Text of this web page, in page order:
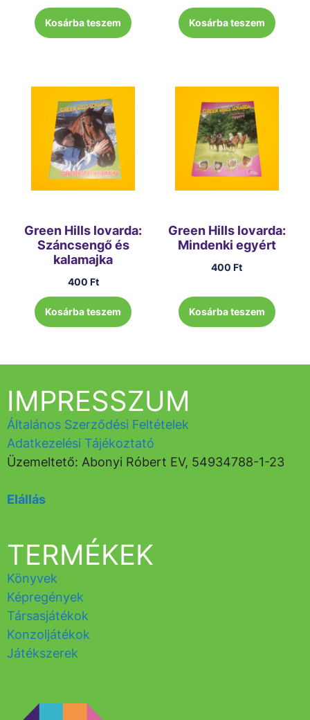
Kosárba teszem Kosárba teszem
Green Hills lovarda:
Száncsengő és
kalamajka
400 Ft
Kosárba teszem
Green Hills lovarda:
Mindenki egyért
400Ft
Kosárba teszem
TERMÉKEK
Könyvek
Képregények
Társasjátékok
Konzoljátékok
Játékszerek
IMPRESSZUM
Általános Szerződési Feltételek
Adatkezelési Tájékoztató
Üzemeltető: Abonyi Róbert EV, 54934788-1-23
Elállás